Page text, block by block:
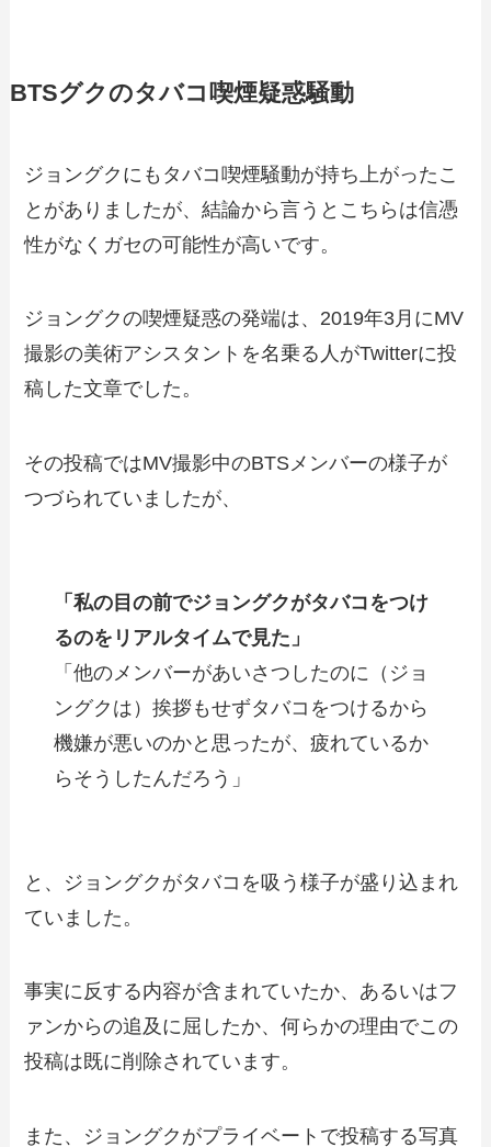
BTSグクのタバコ喫煙疑惑騒動
ジョングクにもタバコ喫煙騒動が持ち上がったこ
とがありましたが、結論から言うとこちらは信憑
性がなくガセの可能性が高いです。
ジョングクの喫煙疑惑の発端は、2019年3月にMV
撮影の美術アシスタントを名乗る人がTwitterに投
稿した文章でした。
その投稿ではMV撮影中のBTSメンバーの様子が
つづられていましたが、
「私の目の前でジョングクがタバコをつけ
るのをリアルタイムで見た」
「他のメンバーがあいさつしたのに（ジョ
ングクは）挨拶もせずタバコをつけるから
機嫌が悪いのかと思ったが、疲れているか
らそうしたんだろう」
と、ジョングクがタバコを吸う様子が盛り込まれ
ていました。
事実に反する内容が含まれていたか、あるいはフ
ァンからの追及に屈したか、何らかの理由でこの
投稿は既に削除されています。
また、ジョングクがプライベートで投稿する写真